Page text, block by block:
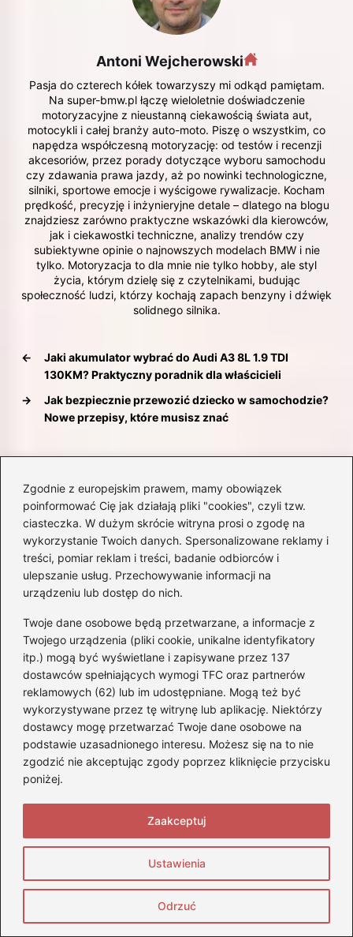
Zgodnie z europejskim prawem, mamy obowiązek
poinformować Cię jak działają pliki "cookies", czyli tzw.
ciasteczka. W dużym skrócie witryna prosi o zgodę na
wykorzystanie Twoich danych. Spersonalizowane reklamy i
treści, pomiar reklam i treści, badanie odbiorców i
ulepszanie usług. Przechowywanie informacji na
urządzeniu lub dostęp do nich.
Twoje dane osobowe będą przetwarzane, a informacje z
Twojego urządzenia (pliki cookie, unikalne identyfikatory
itp.) mogą być wyświetlane i zapisywane przez 137
dostawców spełniających wymogi TFC oraz partnerów
reklamowych (62) lub im udostępniane. Mogą też być
wykorzystywane przez tę witrynę lub aplikację. Niektórzy
dostawcy mogę przetwarzać Twoje dane osobowe na
podstawie uzasadnionego interesu. Możesz się na to nie
zgodzić nie akceptując zgody poprzez kliknięcie przycisku
poniżej.
Ustawienia
Odrzuć
Zaakceptuj
Antoni Wejcherowski
Pasja do czterech kółek towarzyszy mi odkąd pamiętam.
Na super-bmw.pl łączę wieloletnie doświadczenie
motoryzacyjne z nieustanną ciekawością świata aut,
motocykli i całej branży auto-moto. Piszę o wszystkim, co
napędza współczesną motoryzację: od testów i recenzji
akcesoriów, przez porady dotyczące wyboru samochodu
czy zdawania prawa jazdy, aż po nowinki technologiczne,
silniki, sportowe emocje i wyścigowe rywalizacje. Kocham
prędkość, precyzję i inżynieryjne detale – dlatego na blogu
znajdziesz zarówno praktyczne wskazówki dla kierowców,
jak i ciekawostki techniczne, analizy trendów czy
subiektywne opinie o najnowszych modelach BMW i nie
tylko. Motoryzacja to dla mnie nie tylko hobby, ale styl
życia, którym dzielę się z czytelnikami, budując
społeczność ludzi, którzy kochają zapach benzyny i dźwięk
solidnego silnika.
←
Jaki akumulator wybrać do Audi A3 8L 1.9 TDI
130KM? Praktyczny poradnik dla właścicieli
→
Jak bezpiecznie przewozić dziecko w samochodzie?
Nowe przepisy, które musisz znać
Dodaj komentarz
Twój adres email nie zostanie opublikowany.
Wymagane pola są oznaczone*
Komentarz*
Nazwa*
Adres email*
Zapamiętaj moje dane w tej przeglądarce
podczas pisania kolejnych komentarzy.